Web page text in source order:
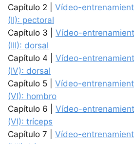
Capítulo 2 | Vídeo-
(II): pectoral
Capítulo 3 | Vídeo-
(III): dorsal
Capítulo 4 | Vídeo-
(IV): dorsal
Capítulo 5 | Vídeo-
(VI): hombro
Capítulo 6 | Vídeo-
(VI): tríceps
Capítulo 7 | Vídeo-